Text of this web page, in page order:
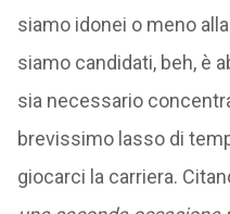
siamo idonei o meno
siamo candidati, beh, è
sia necessario
brevissimo lasso di
giocarci la carriera.